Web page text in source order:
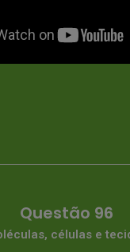
Questão 96
células e